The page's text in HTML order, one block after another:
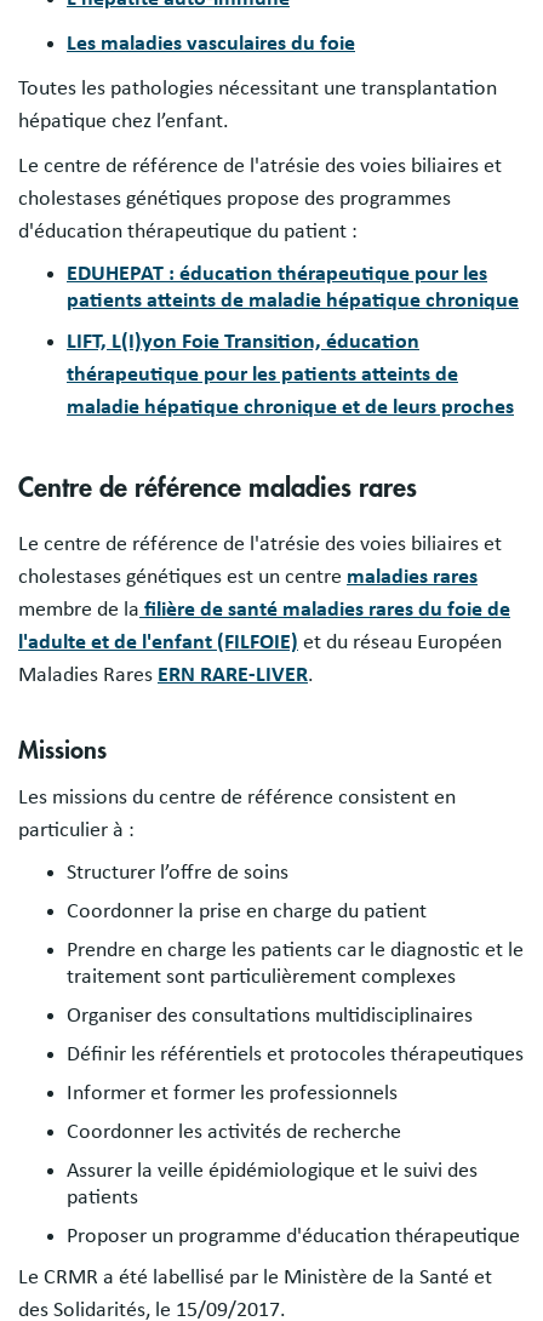
Les maladies vasculaires du foie
Toutes les pathologies nécessitant une transplantation
hépatique chez l’enfant.
Le centre de référence de l'atrésie des voies biliaires et
cholestases génétiques propose des programmes
d'éducation thérapeutique du patient :
EDUHEPAT : éducation thérapeutique pour les
patients atteints de maladie hépatique chronique
LIFT, L(I)yon Foie Transition, éducation
thérapeutique pour les patients atteints de
maladie hépatique chronique et de leurs proches
Centre de référence maladies rares
Le centre de référence de l'atrésie des voies biliaires et
cholestases génétiques est un centre maladies rares
membre de la filière de santé maladies rares du foie de
l'adulte et de l'enfant (FILFOIE) et du réseau Européen
Maladies Rares ERN RARE-LIVER.
Missions
Les missions du centre de référence consistent en
particulier à :
Structurer l’offre de soins
Coordonner la prise en charge du patient
Prendre en charge les patients car le diagnostic et le
traitement sont particulièrement complexes
Organiser des consultations multidisciplinaires
Définir les référentiels et protocoles thérapeutiques
Informer et former les professionnels
Coordonner les activités de recherche
Assurer la veille épidémiologique et le suivi des
patients
Proposer un programme d'éducation thérapeutique
Le CRMR a été labellisé par le Ministère de la Santé et
des Solidarités, le 15/09/2017.